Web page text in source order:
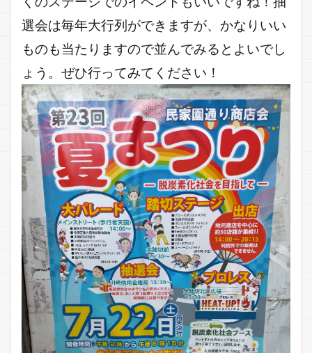
選会は毎年大行列ができますが、かなりいい
ものも当たりますので並んでみるとよいでし
ょう。ぜひ行ってみてください！